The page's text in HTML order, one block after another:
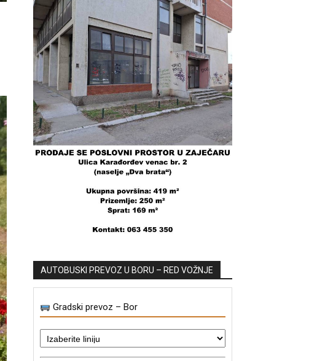
AUTOBUSKI PREVOZ U BORU – RED VOŽNJE
Gradski prevoz – Bor